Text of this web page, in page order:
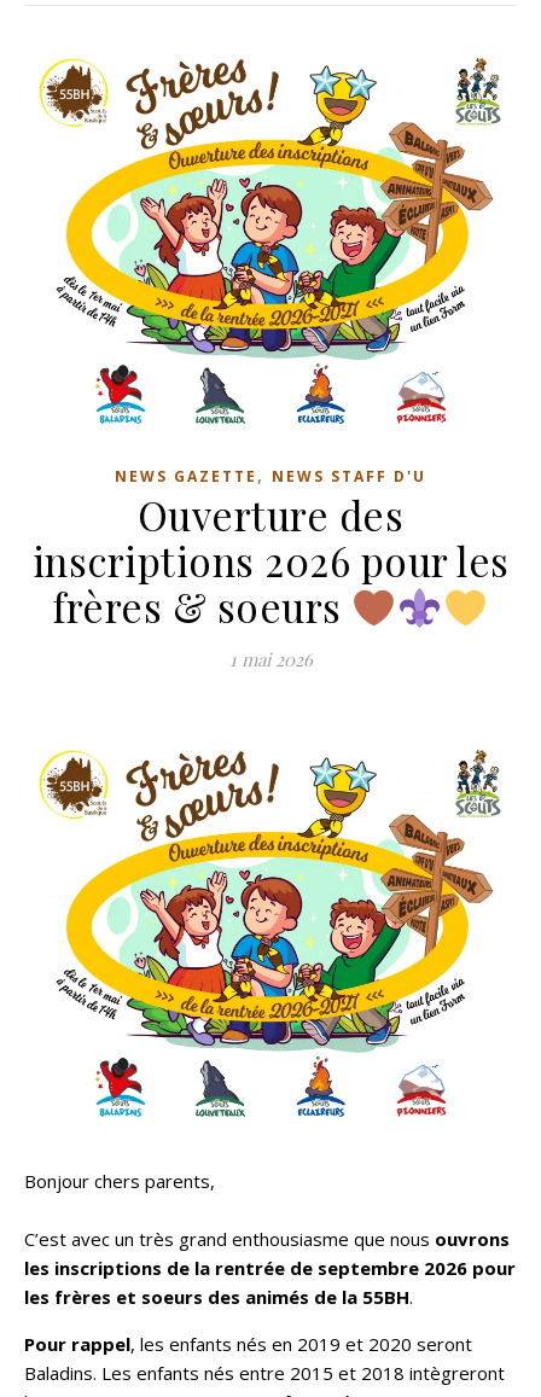
NEWS GAZETTE , NEWS STAFF D'U
Ouverture des
inscriptions 2026 pour les
frères & soeurs
1 mai 2026
Bonjour chers parents,
C’est avec un très grand enthousiasme que nous ouvrons
les inscriptions de la rentrée de septembre 2026 pour
les frères et soeurs des animés de la 55BH.
Pour rappel, les enfants nés en 2019 et 2020 seront
Baladins. Les enfants nés entre 2015 et 2018 intègreront